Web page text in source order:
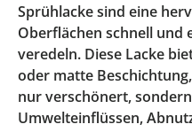
Sprühlacke sind eine
Oberflächen schnell und
veredeln. Diese Lacke
oder matte
nur verschönert,
Umwelteinflüssen,